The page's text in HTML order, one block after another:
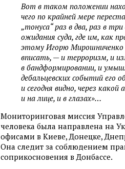
Вот в таком положении
чего по крайней мере
„тонуса“ раз в два, раз в
ожидания суда, где им, как
этому Игорю Мирошниченко
вписать, — и терроризм, и
в бандформировании, и
дебальцевских событий его
и сегодня видно, через
и на лице, и в глазах»…
Мониторинговая миссия
человека была направлена на
офисами в Киеве, Донецке,
Она следит за соблюдением
соприкосновения в Донбассе.